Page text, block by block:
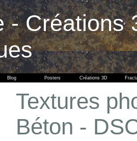
- Créations
Blog Posters Créations 3D
Textures
Béton -